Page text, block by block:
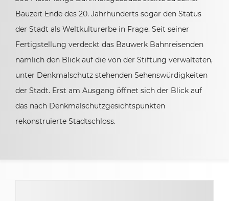
Bauzeit Ende des 20. Jahrhunderts sogar den Status
der Stadt als Weltkulturerbe in Frage. Seit seiner
Fertigstellung verdeckt das Bauwerk Bahnreisenden
nämlich den Blick auf die von der Stiftung verwalteten,
unter Denkmalschutz stehenden Sehenswürdigkeiten
der Stadt. Erst am Ausgang öffnet sich der Blick auf
das nach Denkmalschutzgesichtspunkten
rekonstruierte Stadtschloss.